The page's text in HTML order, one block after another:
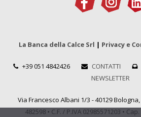
La Banca della Calce Srl | Privacy e
+39 051 4842426 CONTATTI
NEWSLETTER
Via Francesco Albani 1/3 - 40129 Bologna,
482598 • C.F. / P.IVA 02985571203 •